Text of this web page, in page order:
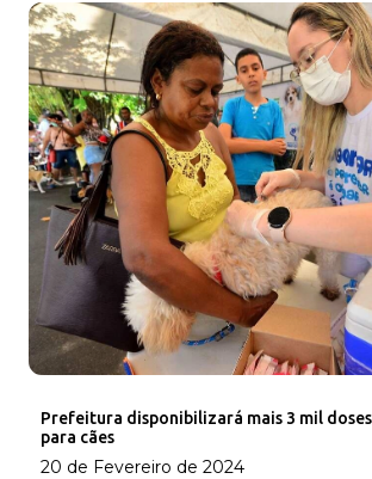
Prefeitura disponibilizará mais 3 mil
para cães
20 de Fevereiro de 2024